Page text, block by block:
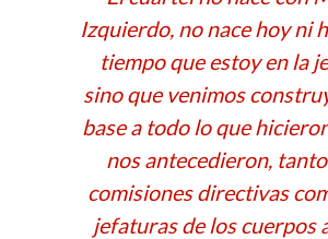
Izquierdo, no nace hoy ni
tiempo que estoy en la
sino que venimos
base a todo lo que
nos antecedieron,
comisiones directivas
jefaturas de los cuerpos